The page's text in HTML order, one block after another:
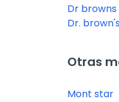
Dr browns
Dr. brown's
Otras
Mont star